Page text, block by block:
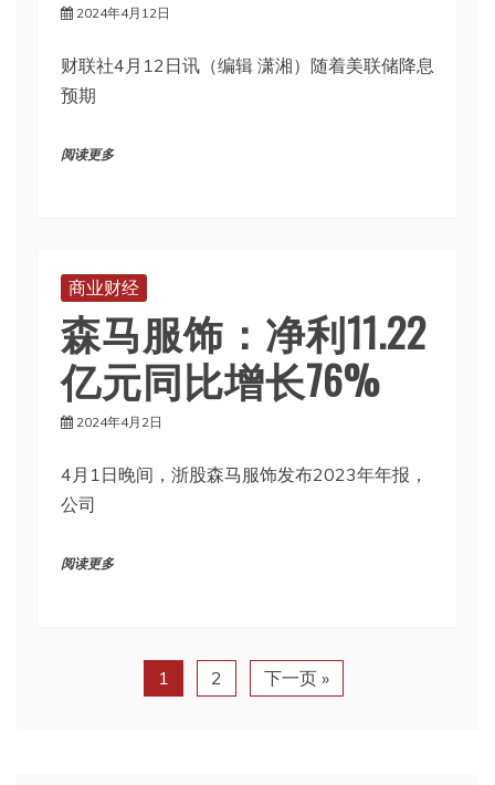
2024年4月12日
财联社4月12日讯（编辑 潇湘）随着美联储降息
预期
阅读更多
商业财经
森马服饰：净利11.22
亿元同比增长76%
2024年4月2日
4月1日晚间，浙股森马服饰发布2023年年报，
公司
阅读更多
1 2 下一页 »